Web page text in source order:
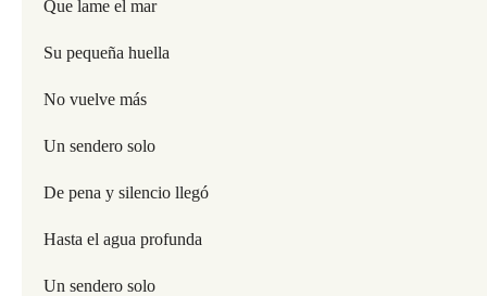
Que lame el mar
Su pequeña huella
No vuelve más
Un sendero solo
De pena y silencio llegó
Hasta el agua profunda
Un sendero solo